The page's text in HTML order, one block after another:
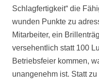
Schlagfertigkeit“ die
wunden Punkte zu
Mitarbeiter, ein
versehentlich statt 100
Betriebsfeier kommen,
unangenehm ist. Statt